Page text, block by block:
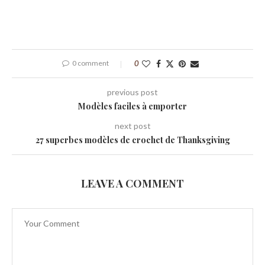
0 comment 0
previous post
Modèles faciles à emporter
next post
27 superbes modèles de crochet de Thanksgiving
LEAVE A COMMENT